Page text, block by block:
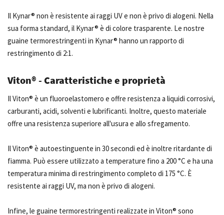
Il Kynar® non è resistente ai raggi UV e non è privo di alogeni. Nella
sua forma standard, il Kynar® è di colore trasparente. Le nostre
guaine termorestringenti in Kynar® hanno un rapporto di
restringimento di 2:1.
Viton® - Caratteristiche e proprietà
Il Viton® è un fluoroelastomero e offre resistenza a liquidi corrosivi,
carburanti, acidi, solventi e lubrificanti. Inoltre, questo materiale
offre una resistenza superiore all'usura e allo sfregamento.
Il Viton® è autoestinguente in 30 secondi ed è inoltre ritardante di
fiamma. Può essere utilizzato a temperature fino a 200 °C e ha una
temperatura minima di restringimento completo di 175 °C. È
resistente ai raggi UV, ma non è privo di alogeni.
Infine, le guaine termorestringenti realizzate in Viton® sono